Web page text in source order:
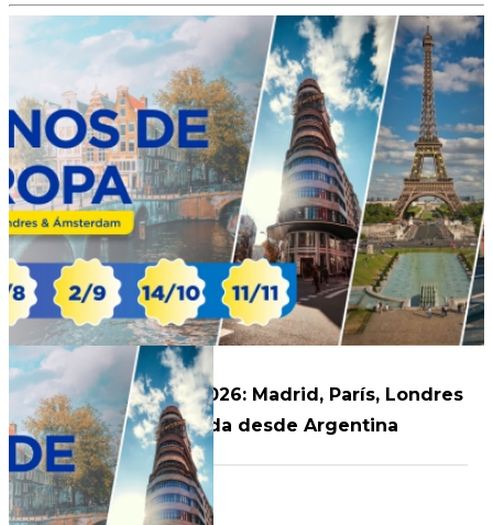
Iconos de Europa 2026: Madrid, París, Londres
y Ámsterdam – Salida desde Argentina
Duración:
13Días Noches